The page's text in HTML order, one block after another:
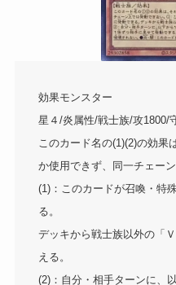
効果モンスター
星４/炎属性/戦士族/攻1800/
このカード名の(1)(2)の効果
か使用できず、同一チェー
(1)：このカードが召喚・特
る。
デッキから戦士族以外の「
える。
(2)：自分・相手ターンに、